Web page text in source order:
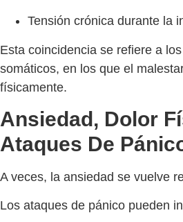
Tensión crónica durante la
Esta coincidencia se refiere a
somáticos, en los que el
físicamente.
Ansiedad, Dolor
Ataques De
A veces, la ansiedad se vuelve
Los ataques de pánico pueden